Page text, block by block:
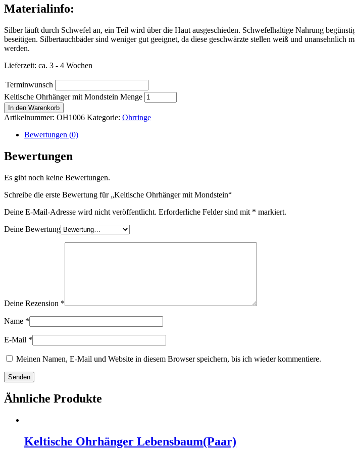
Materialinfo:
Silber läuft durch Schwefel an, ein Teil wird über die Haut ausgeschieden. Schwefelhaltige Nahrung
beseitigen. Silbertauchbäder sind weniger gut geeignet, da diese geschwärzte stellen weiß und
werden.
Lieferzeit: ca. 3 - 4 Wochen
Terminwunsch
Keltische Ohrhänger mit Mondstein Menge
In den Warenkorb
Artikelnummer: OH1006 Kategorie: Ohrringe
Bewertungen (0)
Bewertungen
Es gibt noch keine Bewertungen.
Schreibe die erste Bewertung für „Keltische Ohrhänger mit Mondstein“
Deine E-Mail-Adresse wird nicht veröffentlicht. Erforderliche Felder sind mit * markiert.
Deine Bewertung
Deine Rezension *
Name *
E-Mail *
Meinen Namen, E-Mail und Website in diesem Browser speichern, bis ich wieder kommentiere.
Ähnliche Produkte
Keltische Ohrhänger Lebensbaum(Paar)